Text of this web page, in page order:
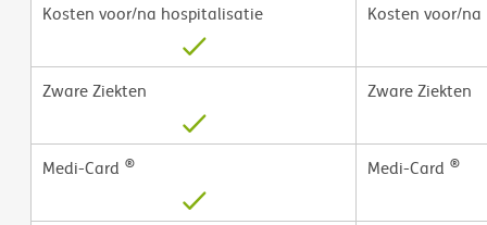
Kosten voor/na hospitalisatie
Zware Ziekten
Medi-Card ®
Kosten voor/
Zware Ziekten
Medi-Card ®